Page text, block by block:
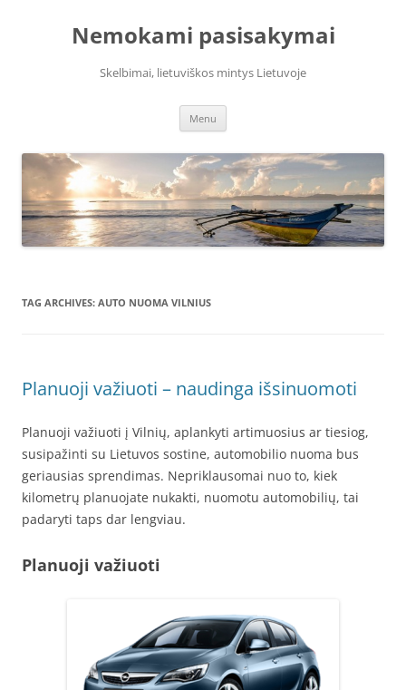
Nemokami pasisakymai
Skelbimai, lietuviškos mintys Lietuvoje
Menu
TAG ARCHIVES: AUTO NUOMA VILNIUS
Planuoji važiuoti – naudinga išsinuomoti
Planuoji važiuoti į Vilnių, aplankyti artimuosius ar tiesiog,
susipažinti su Lietuvos sostine, automobilio nuoma bus
geriausias sprendimas. Nepriklausomai nuo to, kiek
kilometrų planuojate nukakti, nuomotu automobilių, tai
padaryti taps dar lengviau.
Planuoji važiuoti